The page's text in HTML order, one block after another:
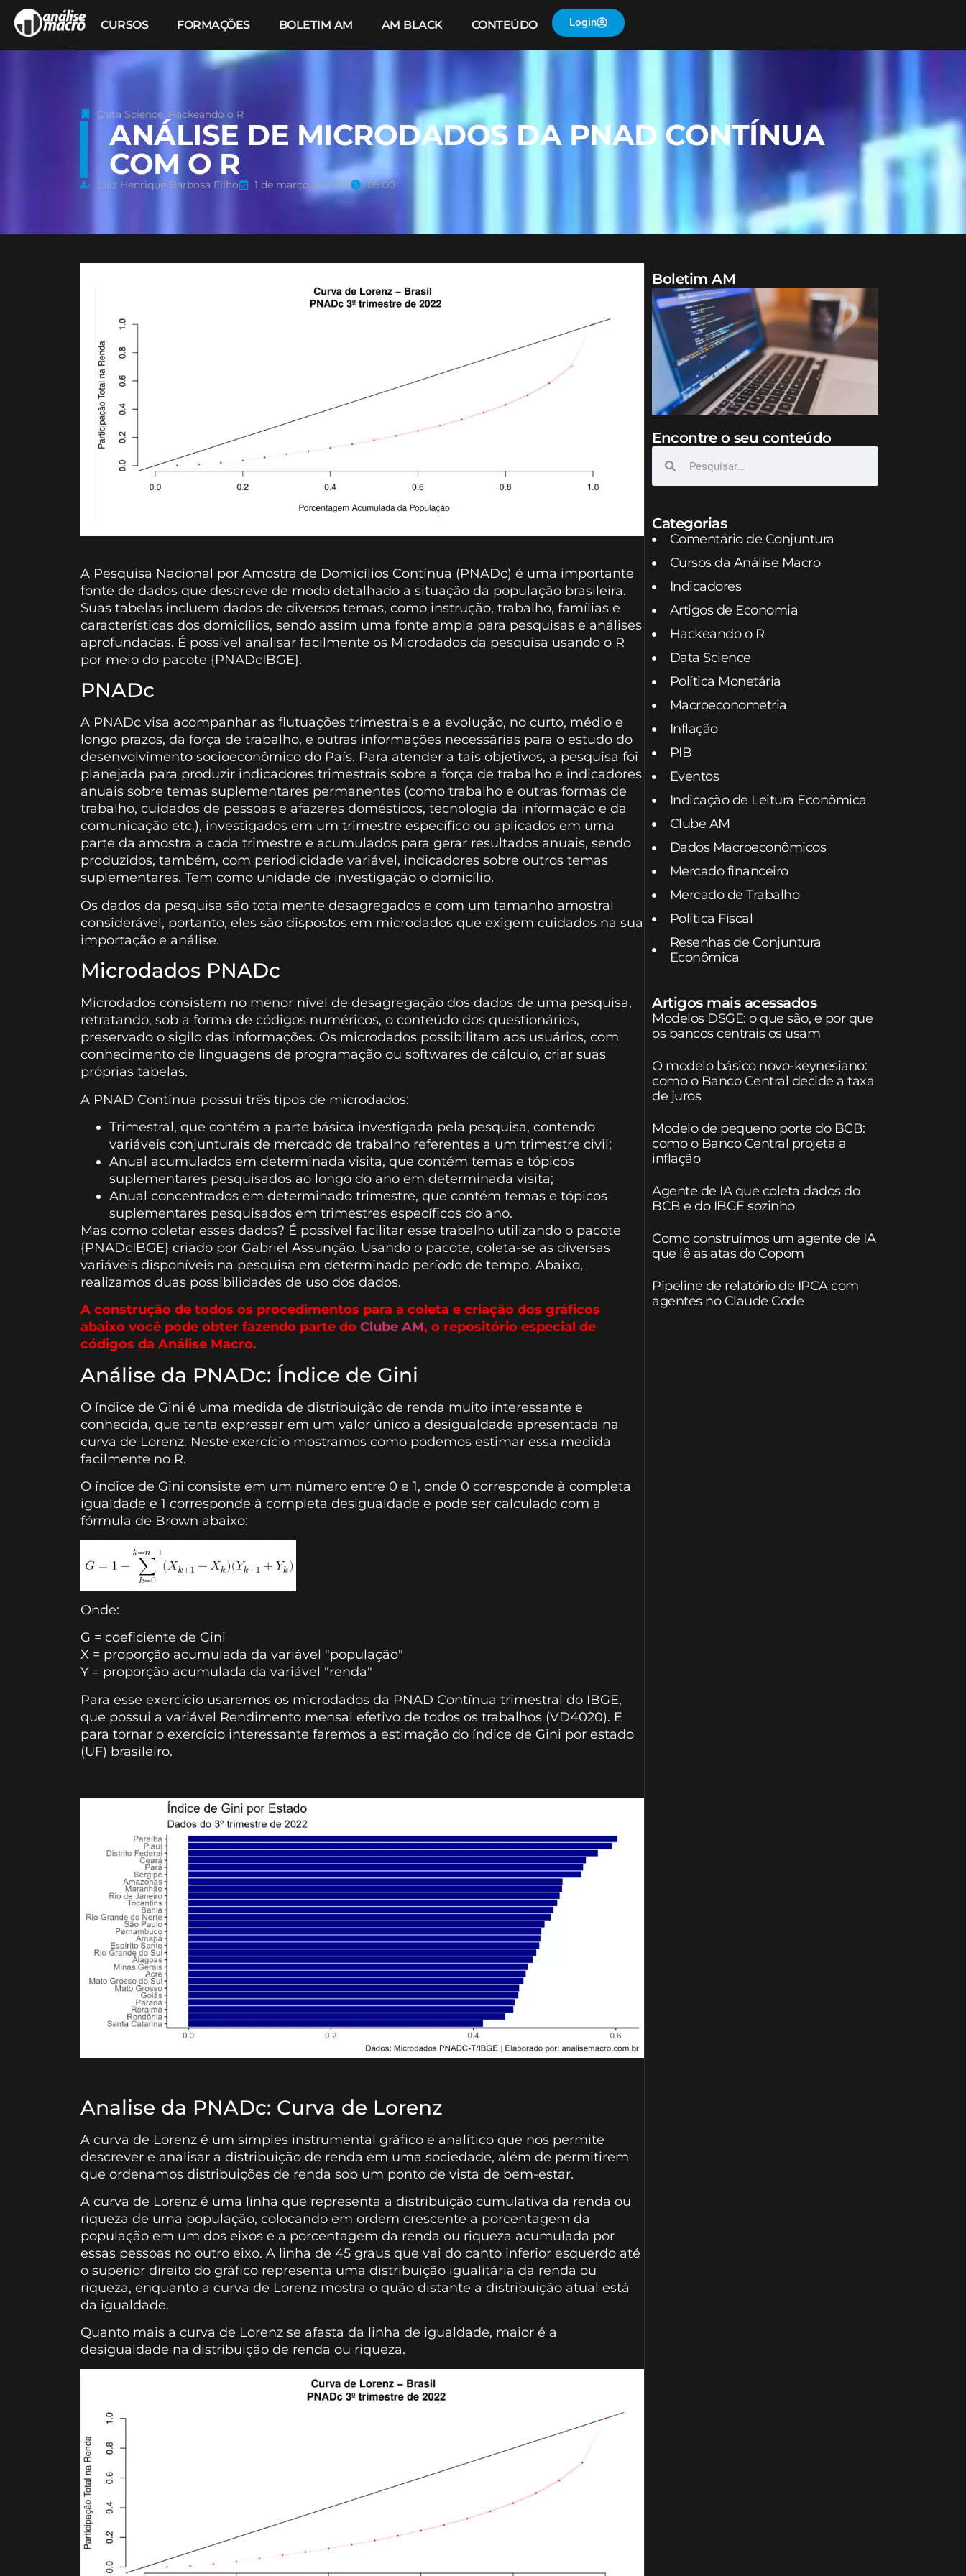
CURSOS FORMAÇÕES BOLETIM AM AM BLACK CONTEÚDO Login
Data Science, Hackeando o R
ANÁLISE DE MICRODADOS DA PNAD CONTÍNUA
COM O R
Luiz Henrique Barbosa Filho 1 de março de 2023 09:00
A Pesquisa Nacional por Amostra de Domicílios Contínua (PNADc) é uma importante
fonte de dados que descreve de modo detalhado a situação da população brasileira.
Suas tabelas incluem dados de diversos temas, como instrução, trabalho, famílias e
características dos domicílios, sendo assim uma fonte ampla para pesquisas e análises
aprofundadas. É possível analisar facilmente os Microdados da pesquisa usando o R
por meio do pacote {PNADcIBGE}.
PNADc
A PNADc visa acompanhar as flutuações trimestrais e a evolução, no curto, médio e
longo prazos, da força de trabalho, e outras informações necessárias para o estudo do
desenvolvimento socioeconômico do País. Para atender a tais objetivos, a pesquisa foi
planejada para produzir indicadores trimestrais sobre a força de trabalho e indicadores
anuais sobre temas suplementares permanentes (como trabalho e outras formas de
trabalho, cuidados de pessoas e afazeres domésticos, tecnologia da informação e da
comunicação etc.), investigados em um trimestre específico ou aplicados em uma
parte da amostra a cada trimestre e acumulados para gerar resultados anuais, sendo
produzidos, também, com periodicidade variável, indicadores sobre outros temas
suplementares. Tem como unidade de investigação o domicílio.
Os dados da pesquisa são totalmente desagregados e com um tamanho amostral
considerável, portanto, eles são dispostos em microdados que exigem cuidados na sua
importação e análise.
Microdados PNADc
Microdados consistem no menor nível de desagregação dos dados de uma pesquisa,
retratando, sob a forma de códigos numéricos, o conteúdo dos questionários,
preservado o sigilo das informações. Os microdados possibilitam aos usuários, com
conhecimento de linguagens de programação ou softwares de cálculo, criar suas
próprias tabelas.
A PNAD Contínua possui três tipos de microdados:
Trimestral, que contém a parte básica investigada pela pesquisa, contendo
variáveis conjunturais de mercado de trabalho referentes a um trimestre civil;
Anual acumulados em determinada visita, que contém temas e tópicos
suplementares pesquisados ao longo do ano em determinada visita;
Anual concentrados em determinado trimestre, que contém temas e tópicos
suplementares pesquisados em trimestres específicos do ano.
Mas como coletar esses dados? É possível facilitar esse trabalho utilizando o pacote
{PNADcIBGE} criado por Gabriel Assunção. Usando o pacote, coleta-se as diversas
variáveis disponíveis na pesquisa em determinado período de tempo. Abaixo,
realizamos duas possibilidades de uso dos dados.
A construção de todos os procedimentos para a coleta e criação dos gráficos
abaixo você pode obter fazendo parte do Clube AM, o repositório especial de
códigos da Análise Macro.
Análise da PNADc: Índice de Gini
O índice de Gini é uma medida de distribuição de renda muito interessante e
conhecida, que tenta expressar em um valor único a desigualdade apresentada na
curva de Lorenz. Neste exercício mostramos como podemos estimar essa medida
facilmente no R.
O índice de Gini consiste em um número entre 0 e 1, onde 0 corresponde à completa
igualdade e 1 corresponde à completa desigualdade e pode ser calculado com a
fórmula de Brown abaixo:
Onde:
G = coeficiente de Gini
X = proporção acumulada da variável "população"
Y = proporção acumulada da variável "renda"
Para esse exercício usaremos os microdados da PNAD Contínua trimestral do IBGE,
que possui a variável Rendimento mensal efetivo de todos os trabalhos (VD4020). E
para tornar o exercício interessante faremos a estimação do índice de Gini por estado
(UF) brasileiro.
Analise da PNADc: Curva de Lorenz
A curva de Lorenz é um simples instrumental gráfico e analítico que nos permite
descrever e analisar a distribuição de renda em uma sociedade, além de permitirem
que ordenamos distribuições de renda sob um ponto de vista de bem-estar.
A curva de Lorenz é uma linha que representa a distribuição cumulativa da renda ou
riqueza de uma população, colocando em ordem crescente a porcentagem da
população em um dos eixos e a porcentagem da renda ou riqueza acumulada por
essas pessoas no outro eixo. A linha de 45 graus que vai do canto inferior esquerdo até
o superior direito do gráfico representa uma distribuição igualitária da renda ou
riqueza, enquanto a curva de Lorenz mostra o quão distante a distribuição atual está
da igualdade.
Quanto mais a curva de Lorenz se afasta da linha de igualdade, maior é a
desigualdade na distribuição de renda ou riqueza.
Boletim AM
Encontre o seu conteúdo
Categorias
Comentário de Conjuntura
Cursos da Análise Macro
Indicadores
Artigos de Economia
Hackeando o R
Data Science
Política Monetária
Macroeconometria
Inflação
PIB
Eventos
Indicação de Leitura Econômica
Clube AM
Dados Macroeconômicos
Mercado financeiro
Mercado de Trabalho
Política Fiscal
Resenhas de Conjuntura
Econômica
Artigos mais acessados
Modelos DSGE: o que são, e por que
os bancos centrais os usam
O modelo básico novo-keynesiano:
como o Banco Central decide a taxa
de juros
Modelo de pequeno porte do BCB:
como o Banco Central projeta a
inflação
Agente de IA que coleta dados do
BCB e do IBGE sozinho
Como construímos um agente de IA
que lê as atas do Copom
Pipeline de relatório de IPCA com
agentes no Claude Code